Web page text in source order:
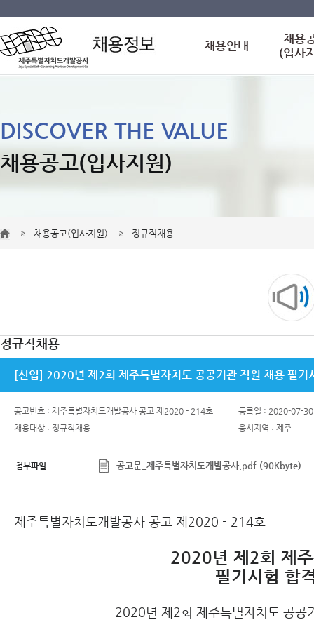
채용안내
채용
(입사
DISCOVER THE VALUE
채용공고(입사지원)
채용공고(입사지원) 정규직채용
정규직채용
[신입] 2020년 제2회 제주특별자치도 공공기관 직원 채용 필기
공고번호 : 제주특별자치도개발공사 공고 제2020 - 214호
등록일 : 2020-07-30
채용대상 : 정규직채용
응시지역 : 제주
첨부파일 공고문_제주특별자치도개발공사.pdf (90Kbyte)
제주특별자치도개발공사 공고 제2020 - 214호
2020년 제2회 제
필기시험 합
2020년 제2회 제주특별자치도 공공